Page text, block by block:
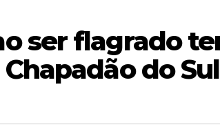
ser flagrado
do Sul